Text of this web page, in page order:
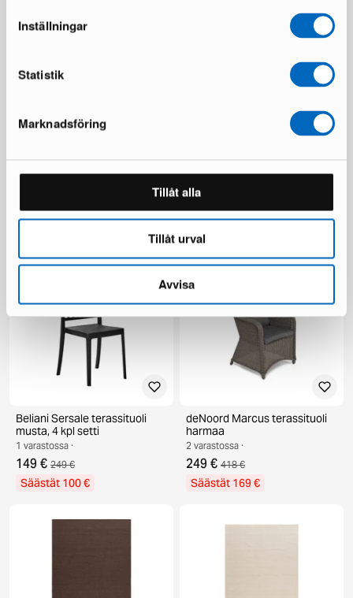
Inställningar
Statistik
Marknadsföring
Tillåt alla
Tillåt urval
Avvisa
Chesterfield Lyx nojatuoli
335 € 481 €
Ariany sohvamoduuli
1 varastossa ·
189 €
Beliani Sersale terassituoli
musta, 4 kpl setti
1 varastossa ·
149 € 249 €
Säästät 100 €
deNoord Marcus terassituoli
harmaa
2 varastossa ·
249 € 418 €
Säästät 169 €